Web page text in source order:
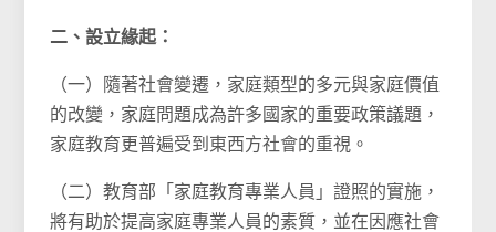
二、設立緣起：
（一）隨著社會變遷，家庭類型的多元與家庭價值
的改變，家庭問題成為許多國家的重要政策議題，
家庭教育更普遍受到東西方社會的重視。
（二）教育部「家庭教育專業人員」證照的實施，
將有助於提高家庭專業人員的素質，並在因應社會